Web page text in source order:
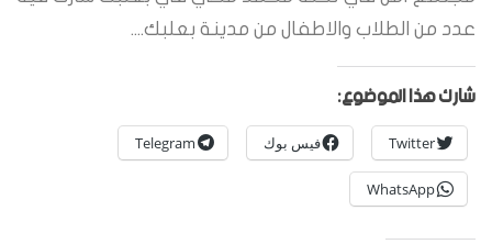
عدد من الطلاب والاطفال من مدينة بعلبك....
شارك هذا الموضوع:
Twitter فيس بوك Telegram
WhatsApp